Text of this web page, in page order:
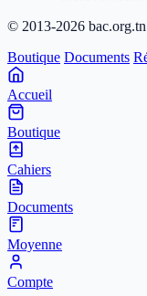
© 2013-2026
Boutique Documents
Accueil
Boutique
Cahiers
Documents
Moyenne
Compte